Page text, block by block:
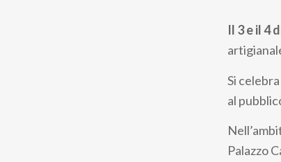
Il 3 e il 4
Si
al
Palazzo